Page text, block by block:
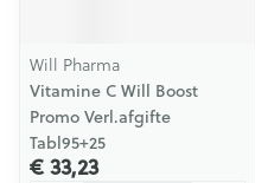
Will Pharma
Vitamine C Will Boost
Promo Verl.afgifte
Tabl95+25
€ 33,23